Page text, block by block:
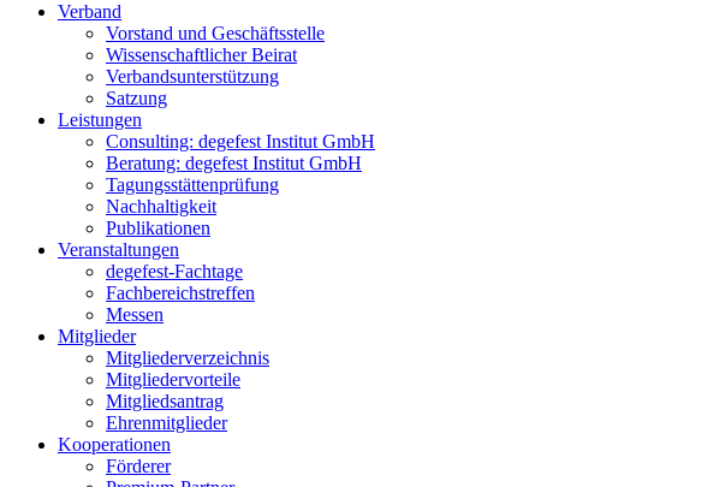
Verband
Vorstand und Geschäftsstelle
Wissenschaftlicher Beirat
Verbandsunterstützung
Satzung
Leistungen
Consulting: degefest Institut GmbH
Beratung: degefest Institut GmbH
Tagungsstättenprüfung
Nachhaltigkeit
Publikationen
Veranstaltungen
degefest-Fachtage
Fachbereichstreffen
Messen
Mitglieder
Mitgliederverzeichnis
Mitgliedervorteile
Mitgliedsantrag
Ehrenmitglieder
Kooperationen
Förderer